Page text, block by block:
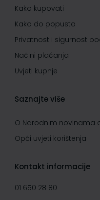
Kako kupovati
Kako do popusta
Privatnost i sigurnost
Načini plaćanja
Uvjeti kupnje
Saznajte više
O Narodnim novinama
Opći uvjeti korištenja
Kontakt informacije
01 650 28 80